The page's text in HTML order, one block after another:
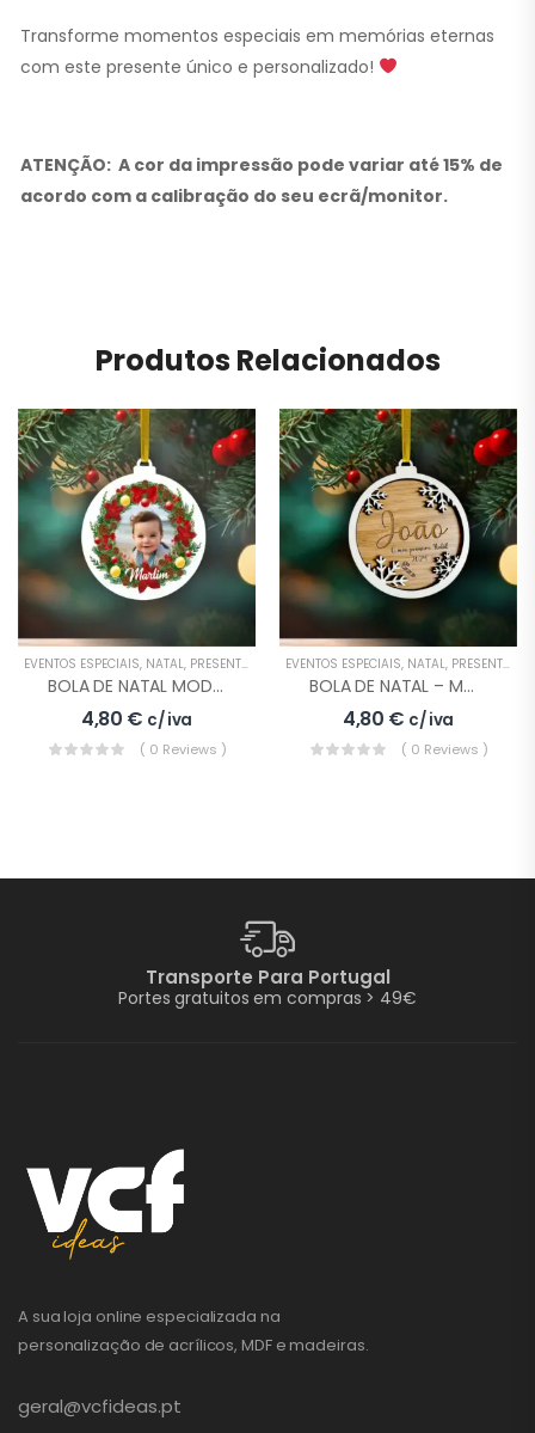
Transforme momentos especiais em memórias eternas
com este presente único e personalizado!
ATENÇÃO: A cor da impressão pode variar até 15% de
acordo com a calibração do seu ecrã/monitor.
Produtos Relacionados
EVENTOS ESPECIAIS, NATAL, PRESENTES
BOLA DE NATAL MODELO 4
4,80 € c/ iva
( 0 Reviews )
EVENTOS ESPECIAIS, NATAL, PRESENTES
BOLA DE NATAL – MODELO 7
4,80 € c/ iva
( 0 Reviews )
Transporte Para Portugal
Portes gratuitos em compras > 49€
A sua loja online especializada na
personalização de acrílicos, MDF e madeiras.
geral@vcfideas.pt